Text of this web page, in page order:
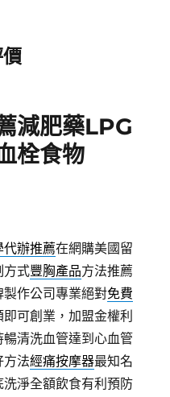
減肥藥LPG
栓食物
代辦推薦在網購美國留
方式豐胸產品方法推薦
作公司專業絕對免費
可創業，加盟金權利
暢清洗血管達到心血管
方法經痛按摩器最知名
淨全額飲食有利預防